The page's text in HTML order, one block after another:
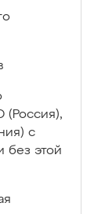
(Россия),
с
без этой